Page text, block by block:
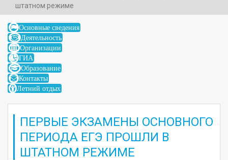
штатном режиме
Основные сведения
Деятельность
Организации
ГИА
Образование
Контакты
Летний отдых
ПЕРВЫЕ ЭКЗАМЕНЫ ОСНОВНОГО
ПЕРИОДА ЕГЭ ПРОШЛИ В
ШТАТНОМ РЕЖИМЕ